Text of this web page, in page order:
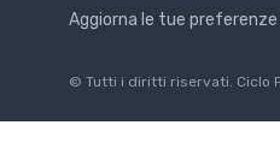
Aggiorna le tue
© Tutti i diritti riservati. Ciclo